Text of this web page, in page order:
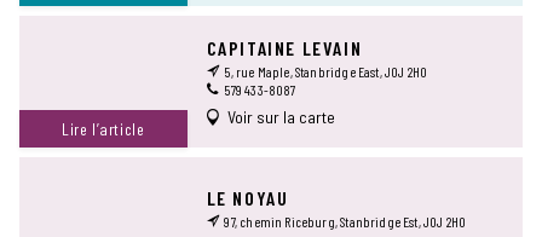
Lire l’article
CAPITAINE LEVAIN
5, rue Maple, Stanbridge East, J0J 2H0
579 433-8087
Voir sur la carte
LE NOYAU
97, chemin Riceburg, Stanbridge Est, J0J 2H0